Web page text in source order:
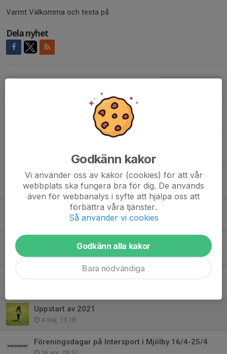
Varmt Välkomma och testa på
Dela nyhet
Mantorps FF fortsätter stärka verksamheten
19 jul, 15:58
16 jul, 19:06
16 jul, 16:21
Uppstart av 2021
4 maj, 15:18
Föreningsdagar på Intersport i Mjölby 16/4-25/4
Godkänn kakor
Vi använder oss av kakor (cookies) för att vår
webbplats ska fungera bra för dig. De används
även för webbanalys i syfte att hjälpa oss att
förbättra våra tjänster.
Så använder vi cookies
Godkänn alla kakor
Bara nödvändiga